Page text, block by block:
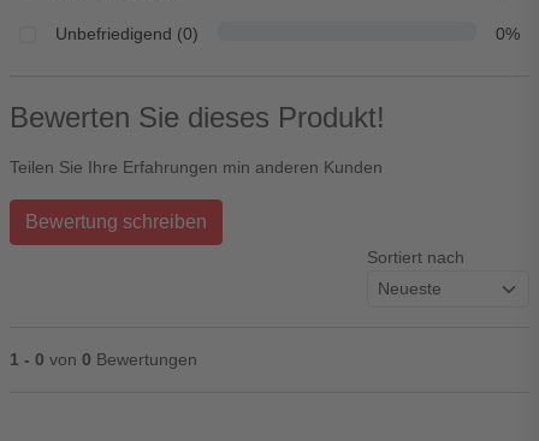
Unbefriedigend (0) 0%
Bewerten Sie dieses Produkt!
Teilen Sie Ihre Erfahrungen min anderen Kunden
Bewertung schreiben
Sortiert nach
1 - 0 von 0 Bewertungen